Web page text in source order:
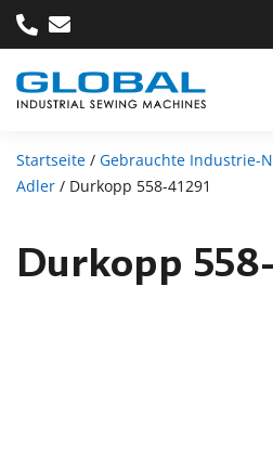
Startseite / Gebrauchte Industrie-
Adler / Durkopp 558-41291
Durkopp